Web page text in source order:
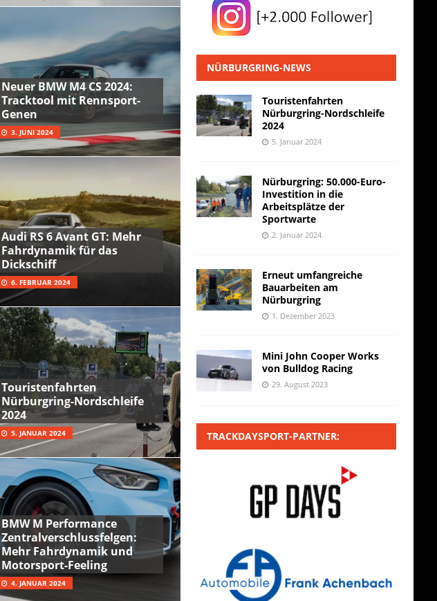
Neuer BMW M4 CS 2024:
Tracktool mit Rennsport-
Genen
3. JUNI 2024
Audi RS 6 Avant GT: Mehr
Fahrdynamik für das
Dickschiff
6. FEBRUAR 2024
Touristenfahrten
Nürburgring-Nordschleife
2024
5. JANUAR 2024
BMW M Performance
Zentralverschlussfelgen:
Mehr Fahrdynamik und
Motorsport-Feeling
4. JANUAR 2024
NÜRBURGRING-NEWS
Touristenfahrten
Nürburgring-Nordschleife
2024
5. Januar 2024
Nürburgring: 50.000-Euro-
Investition in die
Arbeitsplätze der
Sportwarte
2. Januar 2024
Erneut umfangreiche
Bauarbeiten am
Nürburgring
1. Dezember 2023
Mini John Cooper Works
von Bulldog Racing
29. August 2023
TRACKDAYSPORT-PARTNER: